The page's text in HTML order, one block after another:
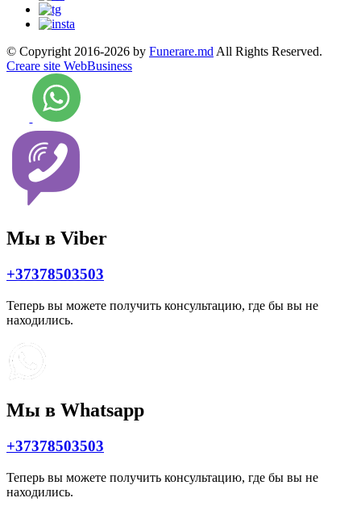
© Copyright 2016-2026 by Funerare.mdAll Rights Reserved.
Creare site WebBusiness
Мы в Viber
+37378503503
Теперь вы можете получить консультацию, где бы вы не
находились.
Мы в Whatsapp
+37378503503
Теперь вы можете получить консультацию, где бы вы не
находились.